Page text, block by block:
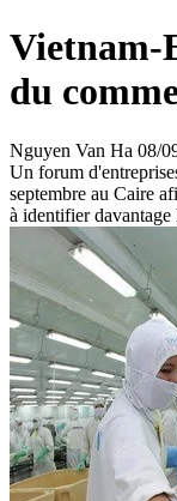
Vietnam-
du
Nguyen Van Ha 08/
Un forum
septembre au Caire
à identifier davantage